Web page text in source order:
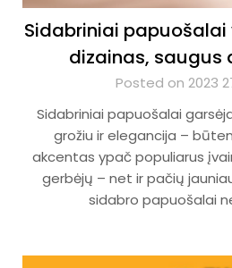
Sidabriniai
dizainas, saugus
Posted on 2023
Sidabriniai papuošalai
grožiu ir elegancija –
akcentas ypač populiarus
gerbėjų – net ir pačių
sidabro papuošalai